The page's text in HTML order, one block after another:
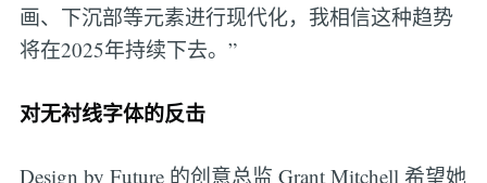
画、下沉部等元素进行现代化，我相信这种趋势
将在2025年持续下去。”
对无衬线字体的反击
Design by Future 的创意总监 Grant Mitchell 希望她